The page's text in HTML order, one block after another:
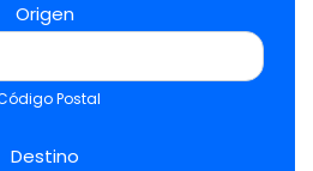
Origen
Postal
Destino